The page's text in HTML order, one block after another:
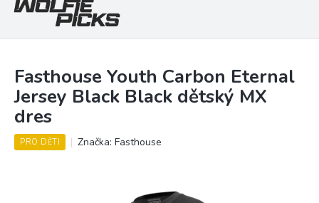
Fasthouse Youth Carbon Eternal
Jersey Black Black dětský MX
dres
PRO DĚTI Značka: Fasthouse